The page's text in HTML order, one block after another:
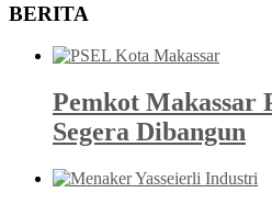
BERITA
Pemkot Makassar
Segera Dibangun